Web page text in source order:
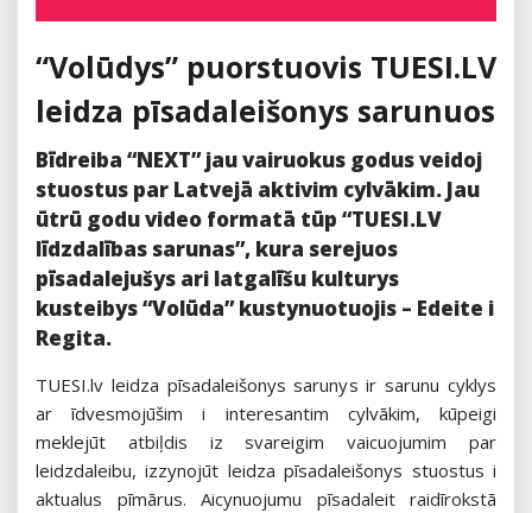
“Volūdys” puorstuovis TUESI.LV
leidza pīsadaleišonys sarunuos
Bīdreiba “NEXT” jau vairuokus godus veidoj
stuostus par Latvejā aktivim cylvākim. Jau
ūtrū godu video formatā tūp “TUESI.LV
līdzdalības sarunas”, kura serejuos
pīsadalejušys ari latgalīšu kulturys
kusteibys “Volūda” kustynuotuojis – Edeite i
Regita.
TUESI.lv leidza pīsadaleišonys sarunys ir sarunu cyklys
ar īdvesmojūšim i interesantim cylvākim, kūpeigi
meklejūt atbiļdis iz svareigim vaicuojumim par
leidzdaleibu, izzynojūt leidza pīsadaleišonys stuostus i
aktualus pīmārus. Aicynuojumu pīsadaleit raidīrokstā